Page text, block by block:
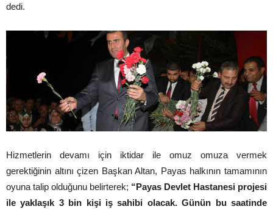
dedi.
Hizmetlerin devamı için iktidar ile omuz omuza vermek
gerektiğinin altını çizen Başkan Altan, Payas halkının tamamının
oyuna talip olduğunu belirterek; “Payas Devlet Hastanesi projesi
ile yaklaşık 3 bin kişi iş sahibi olacak. Günün bu saatinde